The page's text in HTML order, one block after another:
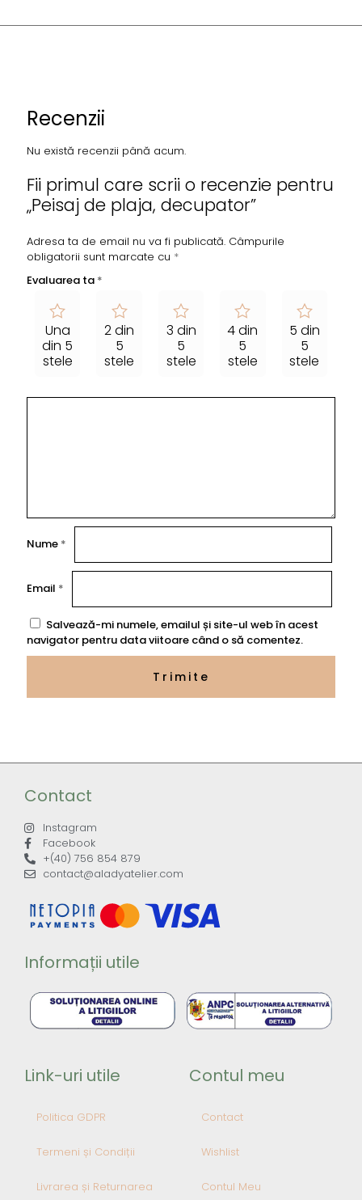
Recenzii
Nu există recenzii până acum.
Fii primul care scrii o recenzie pentru
„Peisaj de plaja, decupator”
Adresa ta de email nu va fi publicată. Câmpurile
obligatorii sunt marcate cu *
Evaluarea ta *
Una
din 5
stele
2 din
5
stele
3 din
5
stele
4 din
5
stele
5 din
5
stele
Nume *
Email *
Salvează-mi numele, emailul și site-ul web în acest
navigator pentru data viitoare când o să comentez.
Contact
Instagram
Facebook
+(40) 756 854 879
contact@aladyatelier.com
Informații utile
Link-uri utile
Politica GDPR
Termeni și Condiții
Livrarea și Returnarea
Contul meu
Contact
Wishlist
Contul Meu